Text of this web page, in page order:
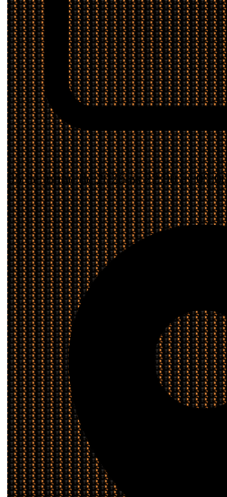
05 de junho de 2026 às 22:00 às 05:00